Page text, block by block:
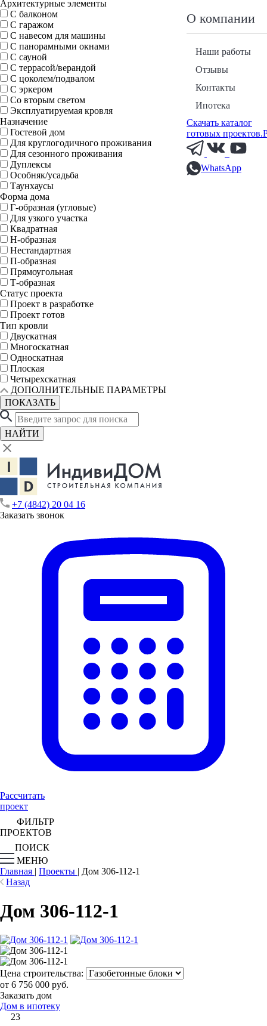
О компании
Наши работы
Отзывы
Контакты
Ипотека
Скачать каталог
готовых
WhatsApp
Архитектурные элементы
С балконом
С гаражом
С навесом для машины
С панорамными окнами
С сауной
С террасой/верандой
С цоколем/подвалом
С эркером
Со вторым светом
Эксплуатируемая кровля
Назначение
Гостевой дом
Для круглогодичного проживания
Для сезонного проживания
Дуплексы
Особняк/усадьба
Таунхаусы
Форма дома
Г-образная (угловые)
Для узкого участка
Квадратная
Н-образная
Нестандартная
П-образная
Прямоугольная
Т-образная
Статус проекта
Проект в разработке
Проект готов
Тип кровли
Двускатная
Многоскатная
Односкатная
Плоская
Четырехскатная
ДОПОЛНИТЕЛЬНЫЕ ПАРАМЕТРЫ
ПОКАЗАТЬ
НАЙТИ
+7 (4842) 20 04 16
Заказать звонок
Рассчитать
проект
ФИЛЬТР
ПРОЕКТОВ
ПОИСК
МЕНЮ
Главная | Проекты | Дом 306-112-1
Назад
Дом 306-112-1
Цена строительства:
от 6 756 000 руб.
Заказать дом
Дом в ипотеку
23